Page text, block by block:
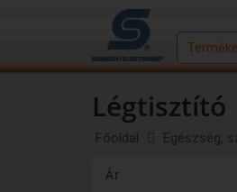
Légtisztító
Főoldal Egészség,
Ár